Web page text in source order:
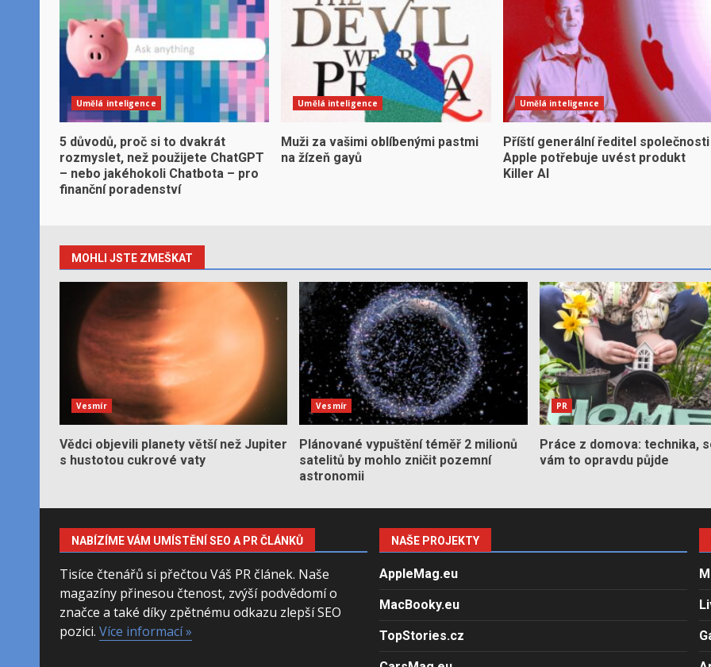
Umělá inteligence
5 důvodů, proč si to dvakrát
rozmyslet, než použijete ChatGPT
– nebo jakéhokoli Chatbota – pro
finanční poradenství
Umělá inteligence
Muži za vašimi oblíbenými pastmi
na žízeň gayů
Umělá inteligence
Příští generální ředitel společnosti
Apple potřebuje uvést produkt
Killer AI
MOHLI JSTE ZMEŠKAT
Vesmír
Vědci objevili planety větší než Jupiter
s hustotou cukrové vaty
Vesmír
Plánované vypuštění téměř 2 milionů
satelitů by mohlo zničit pozemní
astronomii
PR
Práce z domova: technika,
vám to opravdu půjde
NABÍZÍME VÁM UMÍSTĚNÍ SEO A PR ČLÁNKŮ
Tisíce čtenářů si přečtou Váš PR článek. Naše
magazíny přinesou čtenost, zvýší podvědomí o
značce a také díky zpětnému odkazu zlepší SEO
pozici. Více informací »
NAŠE PROJEKTY
AppleMag.eu
MacBooky.eu
TopStories.cz